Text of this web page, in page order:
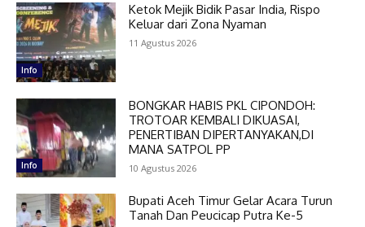
Info
Ketok Mejik Bidik Pasar India, Rispo
Keluar dari Zona Nyaman
11 Agustus 2026
Info
BONGKAR HABIS PKL CIPONDOH:
TROTOAR KEMBALI DIKUASAI,
PENERTIBAN DIPERTANYAKAN,DI
MANA SATPOL PP
10 Agustus 2026
Bupati Aceh Timur Gelar Acara Turun
Tanah Dan Peucicap Putra Ke-5